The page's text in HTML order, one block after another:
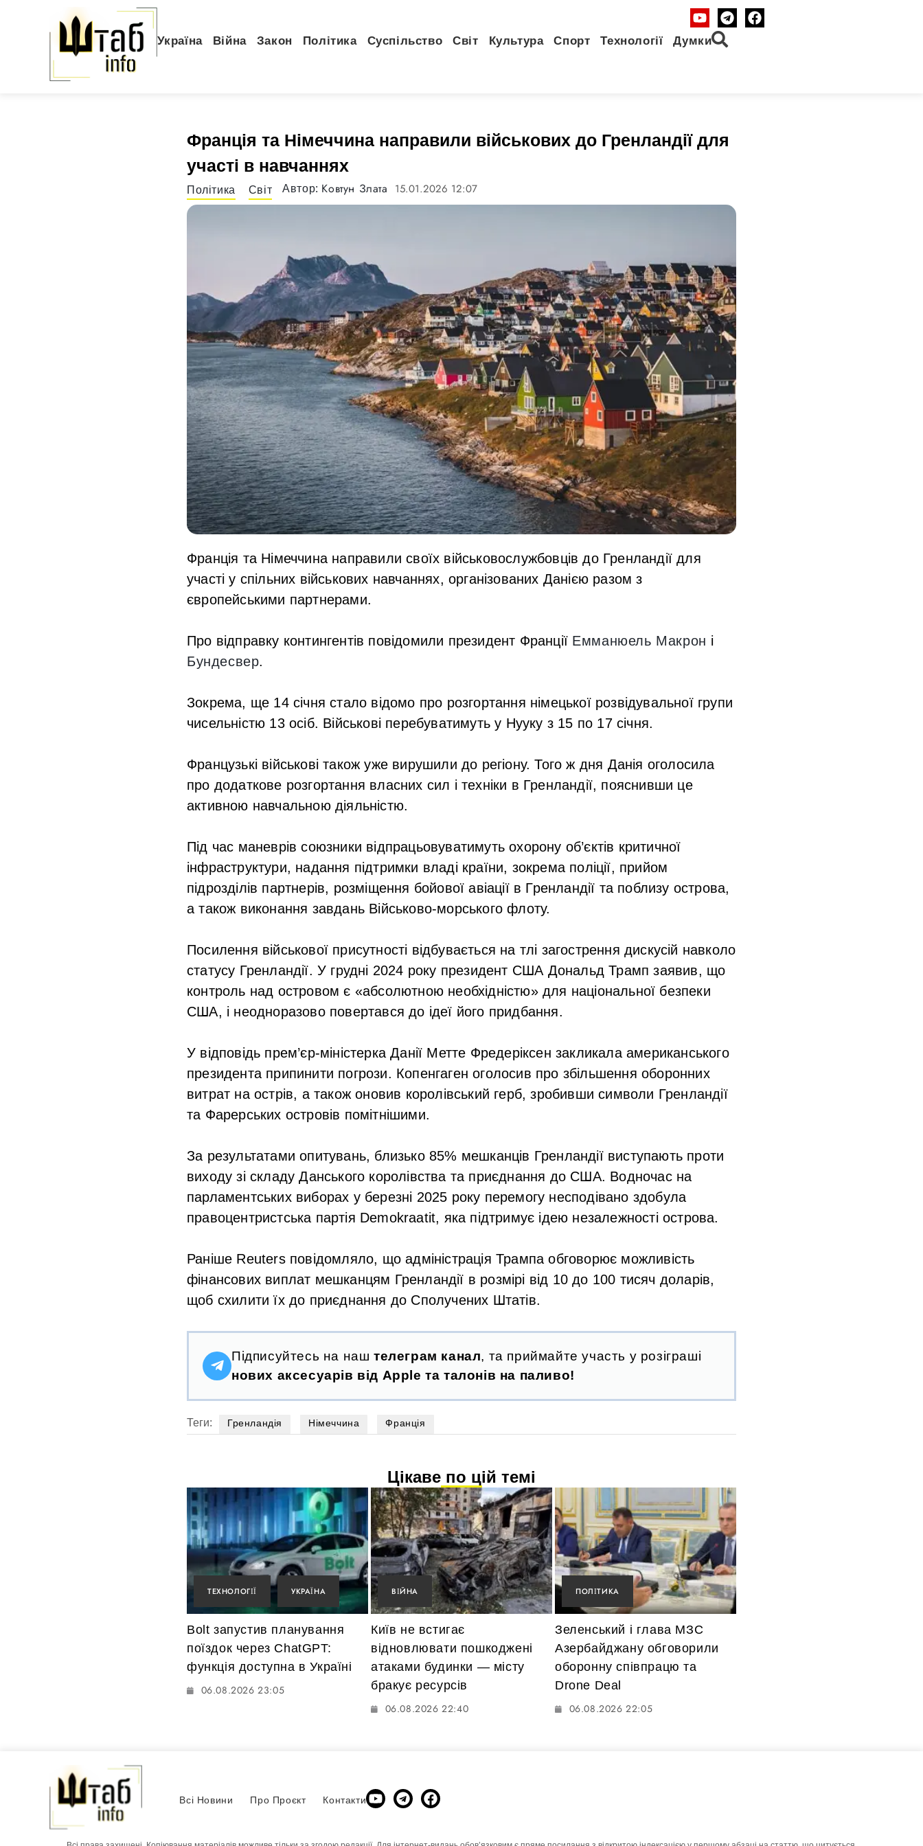
Україна Війна Закон Політика Суспільство Світ Культура Спорт Технології Думки
Франція та Німеччина направили військових до Гренландії для
участі в навчаннях
Політика Світ Автор: Ковтун Злата 15.01.2026 12:07
Франція та Німеччина направили своїх військовослужбовців до Гренландії для
участі у спільних військових навчаннях, організованих Данією разом з
європейськими партнерами.
Про відправку контингентів повідомили президент Франції Емманюель Макрон і
Бундесвер.
Зокрема, ще 14 січня стало відомо про розгортання німецької розвідувальної групи
чисельністю 13 осіб. Військові перебуватимуть у Нууку з 15 по 17 січня.
Французькі військові також уже вирушили до регіону. Того ж дня Данія оголосила
про додаткове розгортання власних сил і техніки в Гренландії, пояснивши це
активною навчальною діяльністю.
Під час маневрів союзники відпрацьовуватимуть охорону об’єктів критичної
інфраструктури, надання підтримки владі країни, зокрема поліції, прийом
підрозділів партнерів, розміщення бойової авіації в Гренландії та поблизу острова,
а також виконання завдань Військово-морського флоту.
Посилення військової присутності відбувається на тлі загострення дискусій навколо
статусу Гренландії. У грудні 2024 року президент США Дональд Трамп заявив, що
контроль над островом є «абсолютною необхідністю» для національної безпеки
США, і неодноразово повертався до ідеї його придбання.
У відповідь прем’єр-міністерка Данії Метте Фредеріксен закликала американського
президента припинити погрози. Копенгаген оголосив про збільшення оборонних
витрат на острів, а також оновив королівський герб, зробивши символи Гренландії
та Фарерських островів помітнішими.
За результатами опитувань, близько 85% мешканців Гренландії виступають проти
виходу зі складу Данського королівства та приєднання до США. Водночас на
парламентських виборах у березні 2025 року перемогу несподівано здобула
правоцентристська партія Demokraatit, яка підтримує ідею незалежності острова.
Раніше Reuters повідомляло, що адміністрація Трампа обговорює можливість
фінансових виплат мешканцям Гренландії в розмірі від 10 до 100 тисяч доларів,
щоб схилити їх до приєднання до Сполучених Штатів.
Підписуйтесь на наш телеграм канал, та приймайте участь у розіграші
нових аксесуарів від Apple та талонів на паливо!
Теги: Гренландія Німеччина Франція
Цікаве по цій темі
ТЕХНОЛОГІЇ УКРАЇНА
Bolt запустив планування
поїздок через ChatGPT:
функція доступна в Україні
06.08.2026 23:05
ВІЙНА
Київ не встигає
відновлювати пошкоджені
атаками будинки — місту
бракує ресурсів
06.08.2026 22:40
ПОЛІТИКА
Зеленський і глава МЗС
Азербайджану обговорили
оборонну співпрацю та
Drone Deal
06.08.2026 22:05
Всі Новини Про Проєкт Контакти